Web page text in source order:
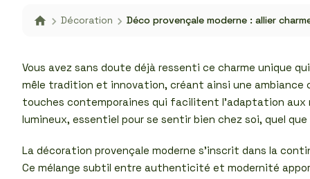
Décoration Déco provençale moderne : allier
Vous avez sans doute déjà ressenti ce charme unique
mêle tradition et innovation, créant ainsi une
touches contemporaines qui facilitent l’adaptation
lumineux, essentiel pour se sentir bien chez soi, quel
La décoration provençale moderne s’inscrit dans la
Ce mélange subtil entre authenticité et modernité